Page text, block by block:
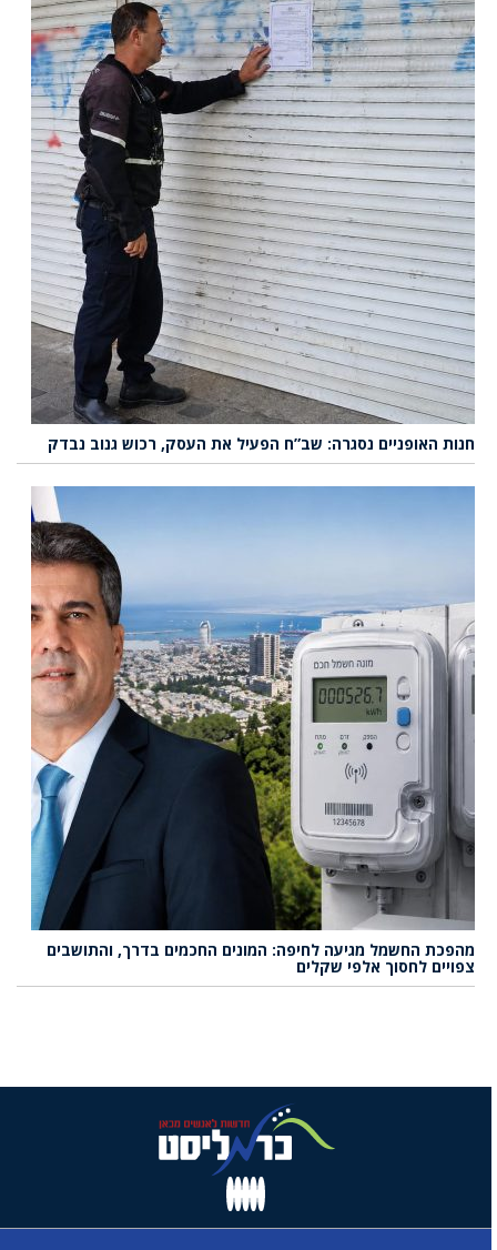
חנות האופניים נסגרה: שב”ח הפעיל את העסק, רכוש גנוב נבדק
מהפכת החשמל מגיעה לחיפה: המונים החכמים בדרך, והתושבים
צפויים לחסוך אלפי שקלים